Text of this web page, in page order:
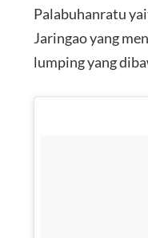
Palabuhanratu
Jaringao yang
lumping yang